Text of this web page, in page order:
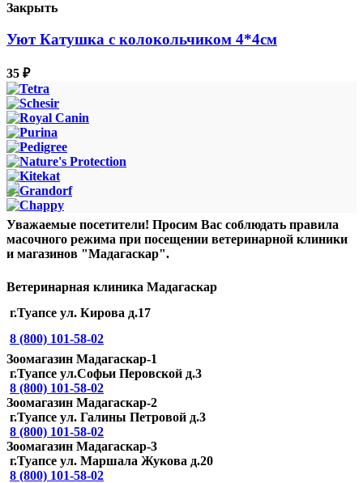
Закрыть
Уют Катушка с колокольчиком 4*4см
35 ₽
Уважаемые посетители! Просим Вас соблюдать правила
масочного режима при посещении ветеринарной клиники
и магазинов "Мадагаскар".
Ветеринарная клиника Мадагаскар
г.Туапсе ул. Кирова д.17
8 (800) 101-58-02
Зоомагазин Мадагаскар-1
г.Туапсе ул.Софьи Перовской д.3
8 (800) 101-58-02
Зоомагазин Мадагаскар-2
г.Туапсе ул. Галины Петровой д.3
8 (800) 101-58-02
Зоомагазин Мадагаскар-3
г.Туапсе ул. Маршала Жукова д.20
8 (800) 101-58-02